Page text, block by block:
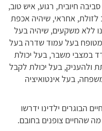
חיובית, רגוע, איש טוב,
אחראי, שיהיה אכפת
ללא משקעים, שיהיה בעל
מטופח בעל עמוד שדרה בעל
במצבי משבר, בעל יכולת
ולהעניק, בעל יכולת לקבל
בעל אינטואיציה
הבוגרים ילדינו ידרשו
שהחיים צופנים בחובם.